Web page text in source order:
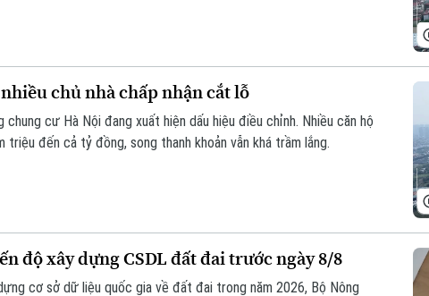
chủ nhà chấp nhận cắt lỗ
cư Hà Nội đang xuất hiện dấu hiệu điều chỉnh. Nhiều căn hộ
đến cả tỷ đồng, song thanh khoản vẫn khá trầm lắng.
độ xây dựng CSDL đất đai trước ngày 8/8
cơ sở dữ liệu quốc gia về đất đai trong năm 2026, Bộ Nông